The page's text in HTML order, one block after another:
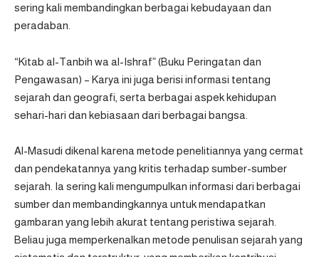
sering kali membandingkan berbagai kebudayaan dan
peradaban.
“Kitab al-Tanbih wa al-Ishraf” (Buku Peringatan dan
Pengawasan) – Karya ini juga berisi informasi tentang
sejarah dan geografi, serta berbagai aspek kehidupan
sehari-hari dan kebiasaan dari berbagai bangsa.
Al-Masudi dikenal karena metode penelitiannya yang cermat
dan pendekatannya yang kritis terhadap sumber-sumber
sejarah. Ia sering kali mengumpulkan informasi dari berbagai
sumber dan membandingkannya untuk mendapatkan
gambaran yang lebih akurat tentang peristiwa sejarah.
Beliau juga memperkenalkan metode penulisan sejarah yang